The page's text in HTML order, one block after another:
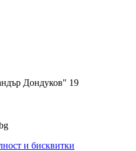
Дондуков" 19
и бисквитки